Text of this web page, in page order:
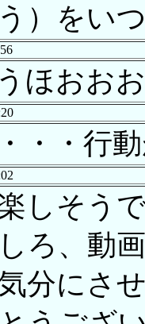
）をい
ほおお
・・行
しそう
ろ、動
分にさ